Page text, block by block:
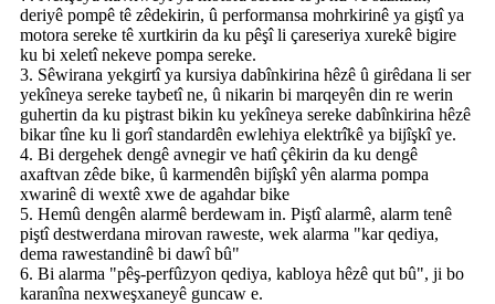
deriyê pompê tê zêdekirin, û performansa mohrkirinê ya giştî ya
motora sereke tê xurtkirin da ku pêşî li çareseriya xurekê bigire
ku bi xeletî nekeve pompa sereke.
3. Sêwirana yekgirtî ya kursiya dabînkirina hêzê û girêdana li ser
yekîneya sereke taybetî ne, û nikarin bi marqeyên din re werin
guhertin da ku piştrast bikin ku yekîneya sereke dabînkirina hêzê
bikar tîne ku li gorî standardên ewlehiya elektrîkê ya bijîşkî ye.
4. Bi dergehek dengê avnegir ve hatî çêkirin da ku dengê
axaftvan zêde bike, û karmendên bijîşkî yên alarma pompa
xwarinê di wextê xwe de agahdar bike
5. Hemû dengên alarmê berdewam in. Piştî alarmê, alarm tenê
piştî destwerdana mirovan raweste, wek alarma "kar qediya,
dema rawestandinê bi dawî bû"
6. Bi alarma "pêş-perfûzyon qediya, kabloya hêzê qut bû", ji bo
karanîna nexweşxaneyê guncaw e.